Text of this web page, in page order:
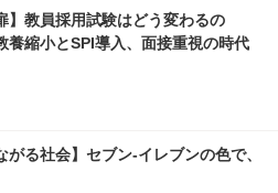
】教員採用試験はどう変わるの
縮小とSPI導入、面接重視の時代
がる社会】セブン‐イレブンの色で、